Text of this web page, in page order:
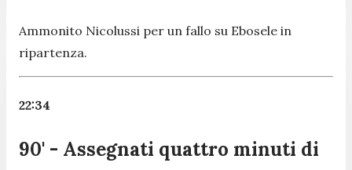
Ammonito Nicolussi per un fallo su Ebosele in
ripartenza.
22:34
90' - Assegnati quattro minuti di